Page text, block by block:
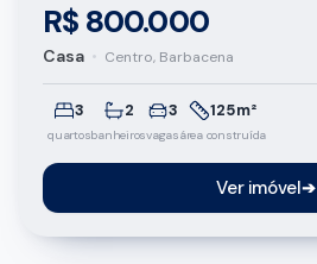
R$ 800.000
Casa • Centro, Barbacena
3
quartos
2
banheiros
3
vagas
125m²
área construída
Ver imóvel➔